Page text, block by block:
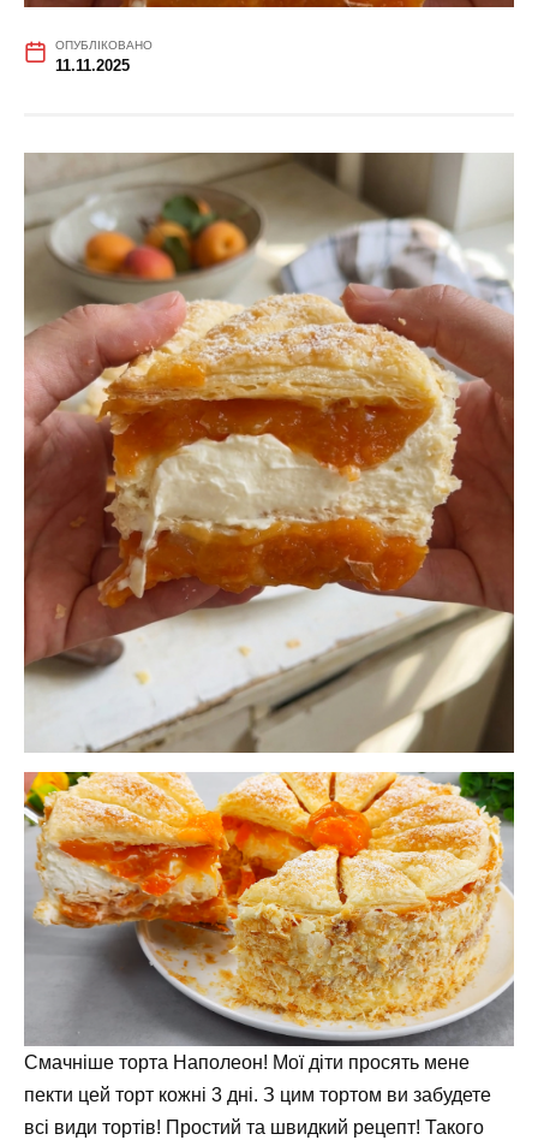
ОПУБЛІКОВАНО
11.11.2025
Смачніше торта Наполеон! Мої діти просять мене
пекти цей торт кожні 3 дні. З цим тортом ви забудете
всі види тортів! Простий та швидкий рецепт! Такого